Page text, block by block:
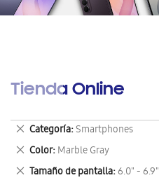
Tienda Online
Categoría Smartphones
Eliminar
este
artículo
Color Marble Gray
Eliminar
este
Tamaño de pantalla 6.0" - 6.9"
Eliminar